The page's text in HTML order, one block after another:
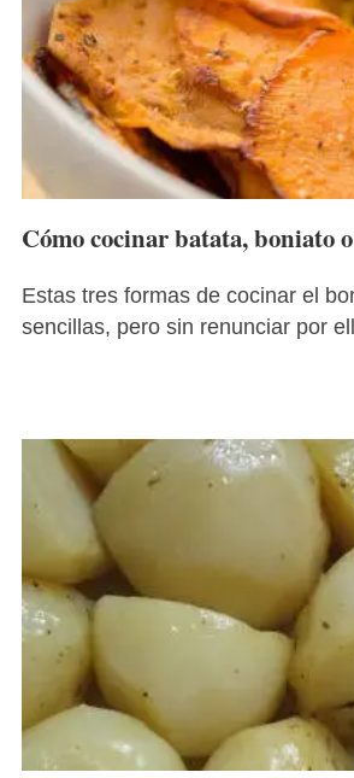
Cómo cocinar batata, boniato
Estas tres formas de cocinar el
sencillas, pero sin renunciar por